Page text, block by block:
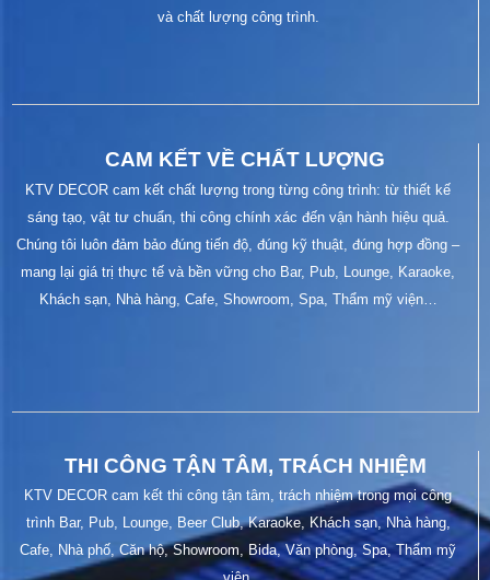
và chất lượng công trình.
CAM KẾT VỀ CHẤT LƯỢNG
KTV DECOR cam kết chất lượng trong từng công trình: từ thiết kế
sáng tạo, vật tư chuẩn, thi công chính xác đến vận hành hiệu quả.
Chúng tôi luôn đảm bảo đúng tiến độ, đúng kỹ thuật, đúng hợp đồng –
mang lại giá trị thực tế và bền vững cho Bar, Pub, Lounge, Karaoke,
Khách sạn, Nhà hàng, Cafe, Showroom, Spa, Thẩm mỹ viện…
THI CÔNG TẬN TÂM, TRÁCH NHIỆM
KTV DECOR cam kết thi công tận tâm, trách nhiệm trong mọi công
trình Bar, Pub, Lounge, Beer Club, Karaoke, Khách sạn, Nhà hàng,
Cafe, Nhà phố, Căn hộ, Showroom, Bida, Văn phòng, Spa, Thẩm mỹ